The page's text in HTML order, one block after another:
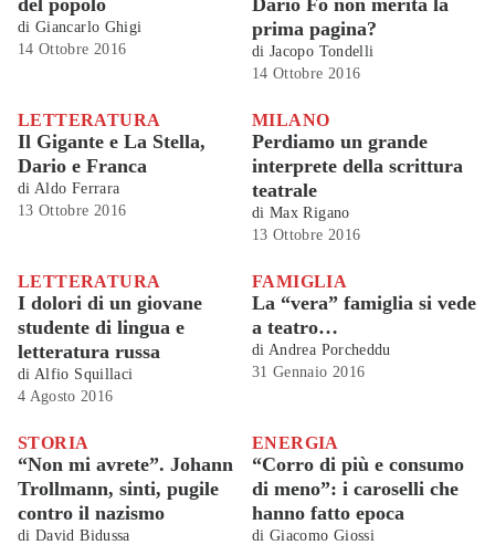
del popolo
di Giancarlo Ghigi
14 Ottobre 2016
Dario Fo non merita la
prima pagina?
di Jacopo Tondelli
14 Ottobre 2016
LETTERATURA
Il Gigante e La Stella,
Dario e Franca
di Aldo Ferrara
13 Ottobre 2016
MILANO
Perdiamo un grande
interprete della scrittura
teatrale
di Max Rigano
13 Ottobre 2016
LETTERATURA
I dolori di un giovane
studente di lingua e
letteratura russa
di Alfio Squillaci
4 Agosto 2016
FAMIGLIA
La “vera” famiglia si vede
a teatro…
di Andrea Porcheddu
31 Gennaio 2016
STORIA
“Non mi avrete”. Johann
Trollmann, sinti, pugile
contro il nazismo
di David Bidussa
ENERGIA
“Corro di più e consumo
di meno”: i caroselli che
hanno fatto epoca
di Giacomo Giossi